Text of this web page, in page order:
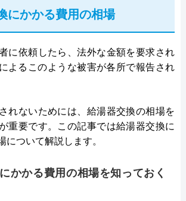
にかかる費用の相場
に依頼したら、法外な金額を要求され
るこのような被害が各所で報告され
れないためには、給湯器交換の相場を
重要です。この記事では給湯器交換に
について解説します。
かかる費用の相場を知っておく